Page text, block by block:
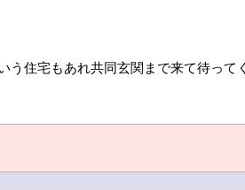
住宅もあれ共同玄関まで来て待って